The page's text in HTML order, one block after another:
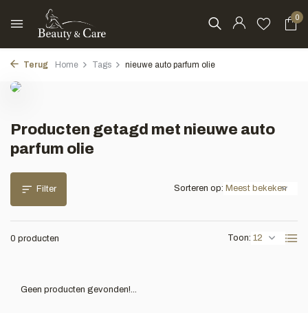
0
Terug Home Tags nieuwe auto parfum olie
Producten getagd met nieuwe auto
parfum olie
Filter
0 producten Toon:
Sorteren op:
Geen producten gevonden!...